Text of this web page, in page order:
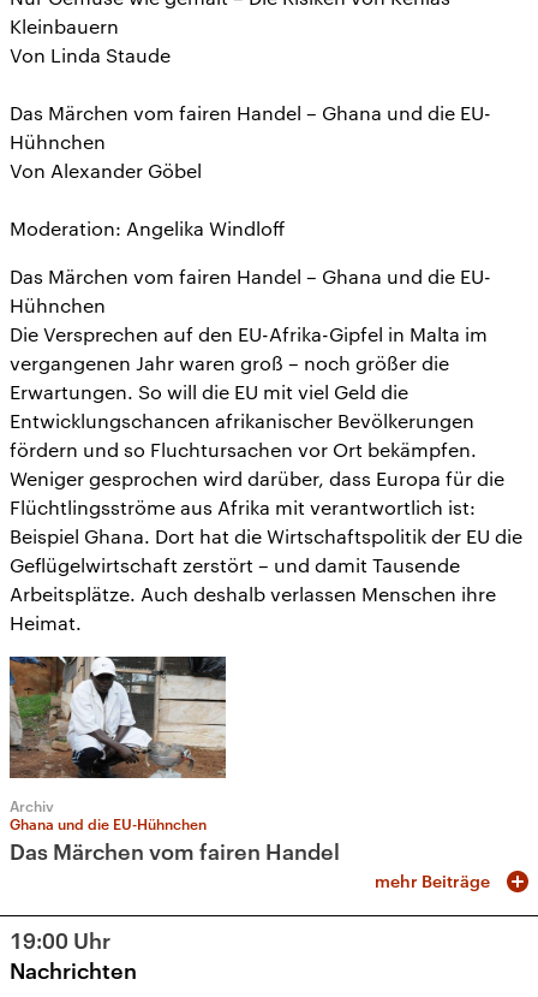
Kleinbauern
Von Linda Staude
Das Märchen vom fairen Handel – Ghana und die EU-
Hühnchen
Von Alexander Göbel
Moderation: Angelika Windloff
Das Märchen vom fairen Handel – Ghana und die EU-
Hühnchen
Die Versprechen auf den EU-Afrika-Gipfel in Malta im
vergangenen Jahr waren groß – noch größer die
Erwartungen. So will die EU mit viel Geld die
Entwicklungschancen afrikanischer Bevölkerungen
fördern und so Fluchtursachen vor Ort bekämpfen.
Weniger gesprochen wird darüber, dass Europa für die
Flüchtlingsströme aus Afrika mit verantwortlich ist:
Beispiel Ghana. Dort hat die Wirtschaftspolitik der EU die
Geflügelwirtschaft zerstört – und damit Tausende
Arbeitsplätze. Auch deshalb verlassen Menschen ihre
Heimat.
Archiv
Ghana und die EU-Hühnchen
Das Märchen vom fairen Handel
mehr Beiträge
19:00 Uhr
Nachrichten